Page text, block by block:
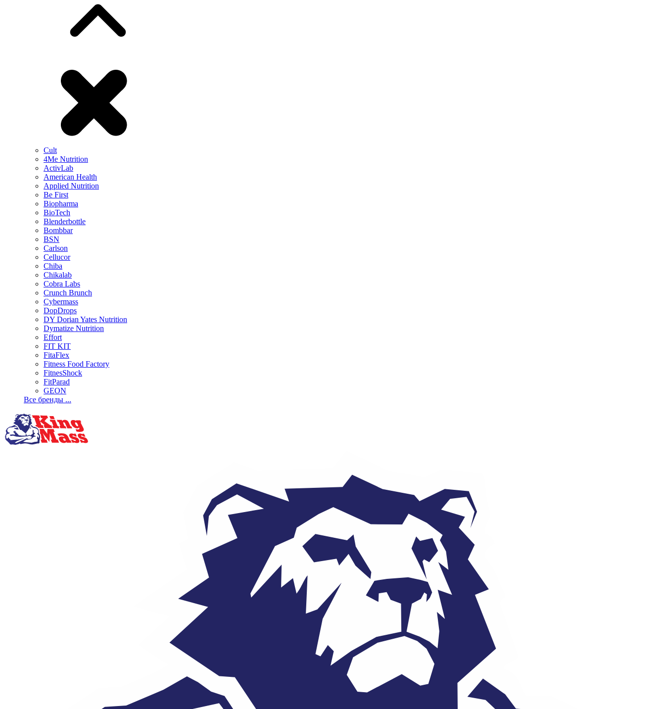
Cult
4Me Nutrition
ActivLab
American Health
Applied Nutrition
Be First
Biopharma
BioTech
Blenderbottle
Bombbar
BSN
Carlson
Cellucor
Chiba
Chikalab
Cobra Labs
Crunch Brunch
Cybermass
DopDrops
DY Dorian Yates Nutrition
Dymatize Nutrition
Effort
FIT KIT
FitaFlex
Fitness Food Factory
FitnesShock
FitParad
GEON
Все бренды ...